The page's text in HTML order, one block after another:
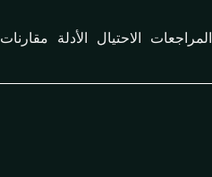
المراجعات الاحتيال الأدلة مقارنات